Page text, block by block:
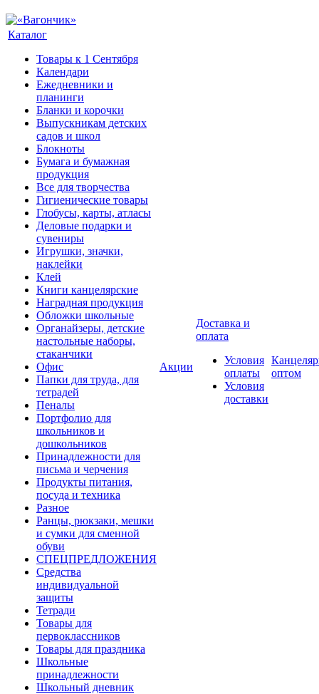
Каталог
Товары к 1 Сентября
Календари
Ежедневники и
планинги
Бланки и корочки
Выпускникам детских
садов и школ
Блокноты
Бумага и бумажная
продукция
Все для творчества
Гигиенические товары
Глобусы, карты, атласы
Деловые подарки и
сувениры
Игрушки, значки,
наклейки
Клей
Книги канцелярские
Наградная продукция
Обложки школьные
Органайзеры, детские
настольные наборы,
стаканчики
Офис
Папки для труда, для
тетрадей
Пеналы
Портфолио для
школьников и
дошкольников
Принадлежности для
письма и черчения
Продукты питания,
посуда и техника
Разное
Ранцы, рюкзаки, мешки
и сумки для сменной
обуви
СПЕЦПРЕДЛОЖЕНИЯ
Средства
индивидуальной
защиты
Тетради
Товары для
первоклассников
Товары для праздника
Школьные
принадлежности
Школьный дневник
Акции
Доставка и
оплата
Условия
оплаты
Условия
доставки
оптом